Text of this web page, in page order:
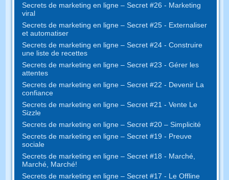
Secrets de marketing en ligne – Secret #26 - Marketing
viral
Secrets de marketing en ligne – Secret #25 - Externaliser
et automatiser
Secrets de marketing en ligne – Secret #24 - Construire
une liste de recettes
Secrets de marketing en ligne – Secret #23 - Gérer les
attentes
Secrets de marketing en ligne – Secret #22 - Devenir La
confiance
Secrets de marketing en ligne – Secret #21 - Vente Le
Sizzle
Secrets de marketing en ligne – Secret #20 – Simplicité
Secrets de marketing en ligne – Secret #19 - Preuve
sociale
Secrets de marketing en ligne – Secret #18 - Marché,
Marché, Marché!
Secrets de marketing en ligne – Secret #17 - Le Offline